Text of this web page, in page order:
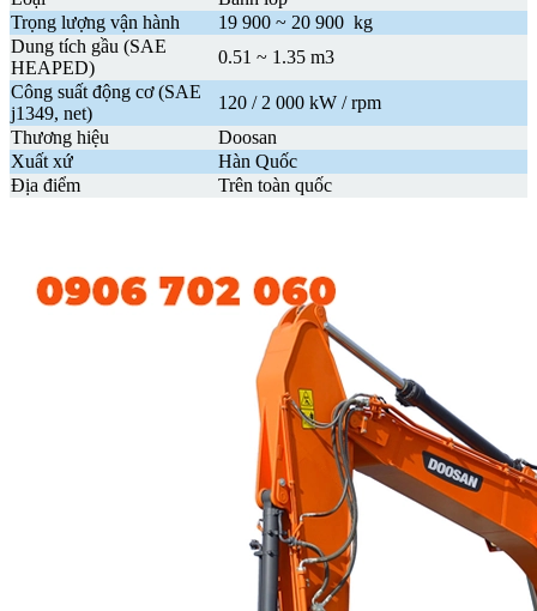
Trọng lượng vận hành
19 900 ~ 20 900 kg
Dung tích gầu (SAE
HEAPED)
0.51 ~ 1.35 m3
Công suất động cơ (SAE
j1349, net)
120 / 2 000 kW / rpm
Thương hiệu
Doosan
Xuất xứ
Hàn Quốc
Địa điểm
Trên toàn quốc